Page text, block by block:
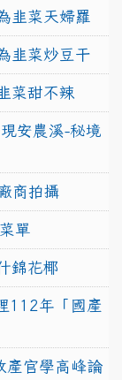
韭菜天婦羅
韭菜炒豆干
菜甜不辣
安農溪-秘境
商拍攝
單
錦花椰
112年「國產
產官學高峰論